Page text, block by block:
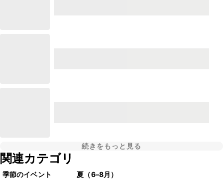
続きをもっと見る
関連カテゴリ
季節のイベント
夏（6–8月）